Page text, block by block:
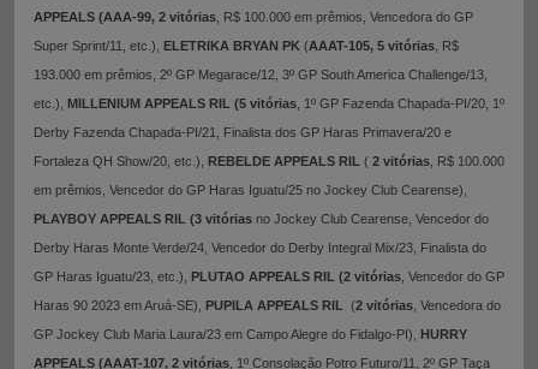
APPEALS (AAA-99, 2 vitórias , R$ 100.000 em prêmios, Vencedora do GP
Super Sprint/11, etc.), ELETRIKA BRYAN PK (AAAT-105, 5 vitórias , R$
193.000 em prêmios, 2º GP Megarace/12, 3º GP South America Challenge/13,
etc.), MILLENIUM APPEALS RIL (5 vitórias , 1º GP Fazenda Chapada-PI/20, 1º
Derby Fazenda Chapada-PI/21, Finalista dos GP Haras Primavera/20 e
Fortaleza QH Show/20, etc.), REBELDE APPEALS RIL ( 2 vitórias , R$ 100.000
em prêmios, Vencedor do GP Haras Iguatu/25 no Jockey Club Cearense),
PLAYBOY APPEALS RIL (3 vitórias no Jockey Club Cearense, Vencedor do
Derby Haras Monte Verde/24, Vencedor do Derby Integral Mix/23, Finalista do
GP Haras Iguatu/23, etc.), PLUTAO APPEALS RIL (2 vitórias , Vencedor do GP
Haras 90 2023 em Aruá-SE), PUPILA APPEALS RIL (2 vitórias , Vencedora do
GP Jockey Club Maria Laura/23 em Campo Alegre do Fidalgo-PI), HURRY
APPEALS (AAAT-107, 2 vitórias , 1º Consolação Potro Futuro/11, 2º GP Taça